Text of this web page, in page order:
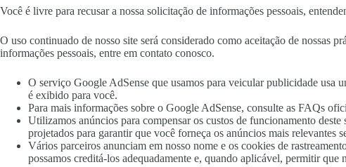
Você é livre para recusar a nossa solicitação de informações pessoais,
O uso continuado de nosso site será considerado como aceitação de nossas
informações pessoais, entre em contato conosco.
O serviço Google AdSense que usamos para veicular publicidade usa
é exibido para você.
Para mais informações sobre o Google AdSense, consulte as FAQs
Utilizamos anúncios para compensar os custos de funcionamento
projetados para garantir que você forneça os anúncios mais relevantes
Vários parceiros anunciam em nosso nome e os cookies de
possamos creditá-los adequadamente e, quando aplicável, permitir